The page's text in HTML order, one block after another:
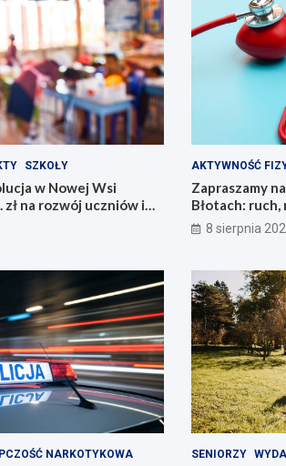
SZKOŁY
w Nowej Wsi
na rozwój uczniów i
AKTYWNOŚĆ
Zapraszamy
Błotach:
8 sierpnia
NARKOTYKOWA SENIORZY